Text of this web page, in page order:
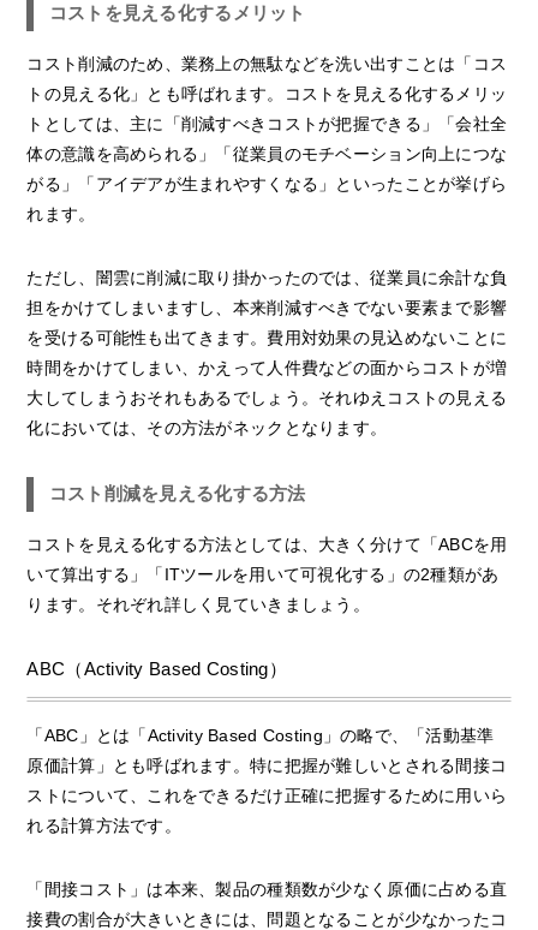
コストを見える化するメリット
コスト削減のため、業務上の無駄などを洗い出すことは「コス
トの見える化」とも呼ばれます。コストを見える化するメリッ
トとしては、主に「削減すべきコストが把握できる」「会社全
体の意識を高められる」「従業員のモチベーション向上につな
がる」「アイデアが生まれやすくなる」といったことが挙げら
れます。
ただし、闇雲に削減に取り掛かったのでは、従業員に余計な負
担をかけてしまいますし、本来削減すべきでない要素まで影響
を受ける可能性も出てきます。費用対効果の見込めないことに
時間をかけてしまい、かえって人件費などの面からコストが増
大してしまうおそれもあるでしょう。それゆえコストの見える
化においては、その方法がネックとなります。
コスト削減を見える化する方法
コストを見える化する方法としては、大きく分けて「ABCを用
いて算出する」「ITツールを用いて可視化する」の2種類があ
ります。それぞれ詳しく見ていきましょう。
ABC（Activity Based Costing）
「ABC」とは「Activity Based Costing」の略で、「活動基準
原価計算」とも呼ばれます。特に把握が難しいとされる間接コ
ストについて、これをできるだけ正確に把握するために用いら
れる計算方法です。
「間接コスト」は本来、製品の種類数が少なく原価に占める直
接費の割合が大きいときには、問題となることが少なかったコ